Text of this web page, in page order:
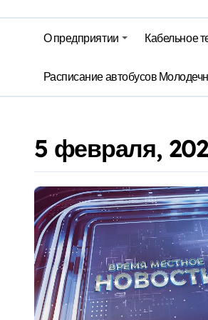
Гороскоп на
Молодечно.
О предприятии Кабельное
Расписание автобусов
5 февраля,